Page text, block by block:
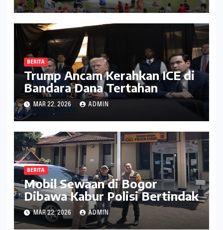
BERITA
Trump Ancam Kerahkan ICE di
Bandara Dana Tertahan
MAR 22, 2026 ADMIN
BERITA
Mobil Sewaan di Bogor
Dibawa Kabur Polisi Bertindak
MAR 22, 2026 ADMIN